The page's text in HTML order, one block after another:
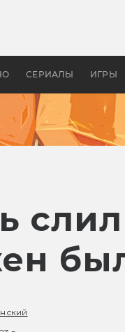
СЕРИАЛЫ ИГРЫ